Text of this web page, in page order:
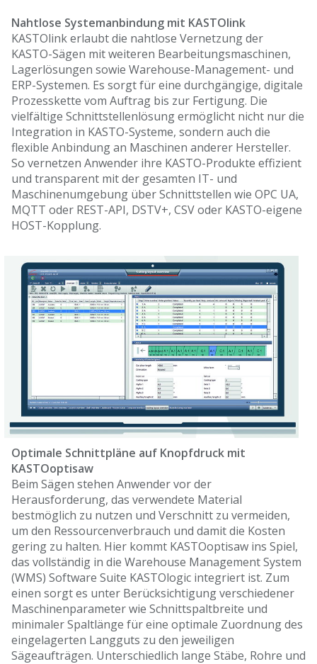
Nahtlose Systemanbindung mit KASTOlink
KASTOlink erlaubt die nahtlose Vernetzung der
KASTO-Sägen mit weiteren Bearbeitungsmaschinen,
Lagerlösungen sowie Warehouse-Management- und
ERP-Systemen. Es sorgt für eine durchgängige, digitale
Prozesskette vom Auftrag bis zur Fertigung. Die
vielfältige Schnittstellenlösung ermöglicht nicht nur die
Integration in KASTO-Systeme, sondern auch die
flexible Anbindung an Maschinen anderer Hersteller.
So vernetzen Anwender ihre KASTO-Produkte effizient
und transparent mit der gesamten IT- und
Maschinenumgebung über Schnittstellen wie OPC UA,
MQTT oder REST-API, DSTV+, CSV oder KASTO-eigene
HOST-Kopplung.
Optimale Schnittpläne auf Knopfdruck mit
KASTOoptisaw
Beim Sägen stehen Anwender vor der
Herausforderung, das verwendete Material
bestmöglich zu nutzen und Verschnitt zu vermeiden,
um den Ressourcenverbrauch und damit die Kosten
gering zu halten. Hier kommt KASTOoptisaw ins Spiel,
das vollständig in die Warehouse Management System
(WMS) Software Suite KASTOlogic integriert ist. Zum
einen sorgt es unter Berücksichtigung verschiedener
Maschinenparameter wie Schnittspaltbreite und
minimaler Spaltlänge für eine optimale Zuordnung des
eingelagerten Langguts zu den jeweiligen
Sägeaufträgen. Unterschiedlich lange Stäbe, Rohre und